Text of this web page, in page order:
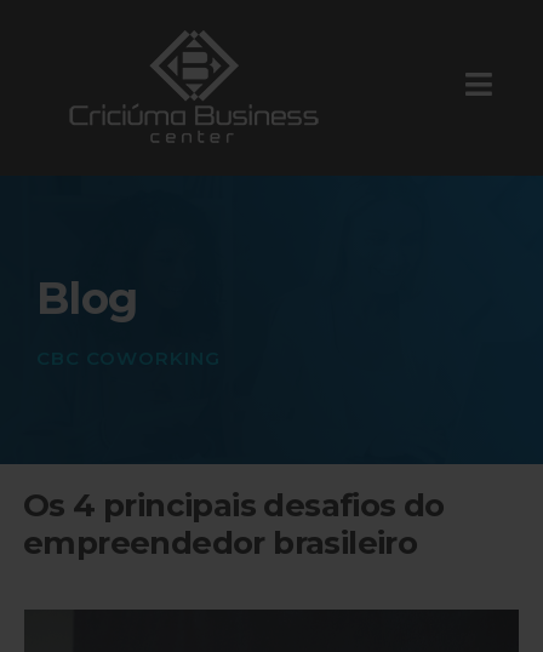
Blog
Os 4 principais desafios do
empreendedor brasileiro